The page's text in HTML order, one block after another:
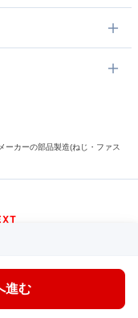
ーカーの部品製造(ねじ・ファス
進む